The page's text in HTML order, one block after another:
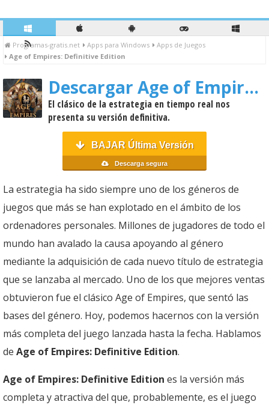
Programas-gratis.net Apps para Windows
Apps de Juegos
Age of Empires: Definitive Edition
Descargar Age of Empires: Definitive Edition
El clásico de la estrategia en tiempo real nos
presenta su versión definitiva.
BAJAR Última Versión
Descarga segura
La estrategia ha sido siempre uno de los géneros de
juegos que más se han explotado en el ámbito de los
ordenadores personales. Millones de jugadores de todo el
mundo han avalado la causa apoyando al género
mediante la adquisición de cada nuevo título de estrategia
que se lanzaba al mercado. Uno de los que mejores ventas
obtuvieron fue el clásico Age of Empires, que sentó las
bases del género. Hoy, podemos hacernos con la versión
más completa del juego lanzada hasta la fecha. Hablamos
de Age of Empires: Definitive Edition.
Age of Empires: Definitive Edition es la versión más
completa y atractiva del que, probablemente, es el juego